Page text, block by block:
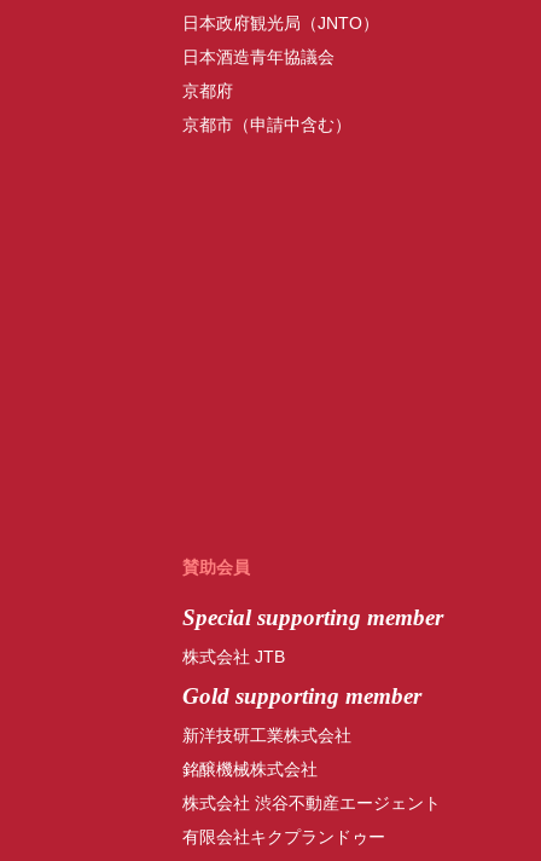
日本政府観光局（JNTO）
日本酒造青年協議会
京都府
京都市（申請中含む）
賛助会員
Specialsupporting member
株式会社 JTB
Gold supporting member
新洋技研工業株式会社
銘醸機械株式会社
株式会社 渋谷不動産エージェント
有限会社キクプランドゥー